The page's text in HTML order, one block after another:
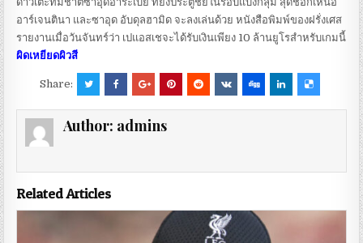
อาร์เจนตินา และซาอุด อับดุลฮามิด จะลงเล่นด้วยหนังสือพิมพ์ของฝรั่งเศส
รายงานเมื่อวันจันทร์ว่า เปแอสเชจะได้รับเงินเพียง 10 ล้านยูโรสําหรับเกมนี้
ผิดเหยียดผิวสี
Share:
Author: admins
Related Articles